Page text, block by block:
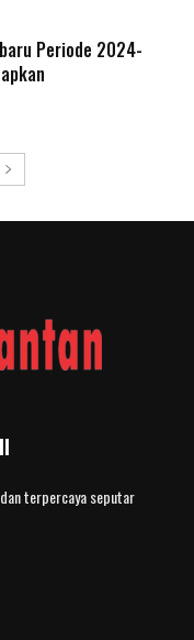
Periode 2024-
terpercaya seputar